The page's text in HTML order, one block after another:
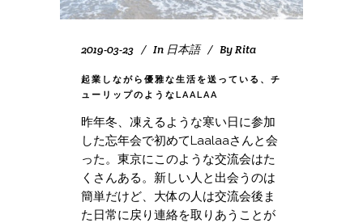
2019-03-23 In 日本語 ByRita
起業しながら優雅な生活を送っている、チ
ューリップのようなLAALAA
昨年冬、凍えるような寒い日に参加
した忘年会で初めてLaalaaさんと会
った。東京にこのような交流会はた
くさんある。新しい人と出会うのは
簡単だけど、大体の人は交流会後ま
た日常に戻り連絡を取りあうことが